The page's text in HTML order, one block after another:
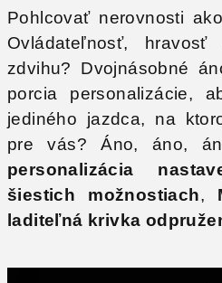
Pohlcovať nerovnosti
Ovládateľnosť,
zdvihu? Dvojnásobné
porcia personalizácie,
jediného jazdca, na
pre vás? Áno, áno,
personalizácia
šiestich možnostiach,
laditeľná krivka